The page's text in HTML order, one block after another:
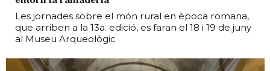
Les jornades sobre el món rural en època romana,
que arriben a la 13a. edició, es faran el 18 i 19 de juny
al Museu Arqueològic